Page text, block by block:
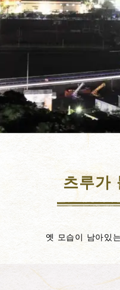
츠루가
옛 모습이 남아있